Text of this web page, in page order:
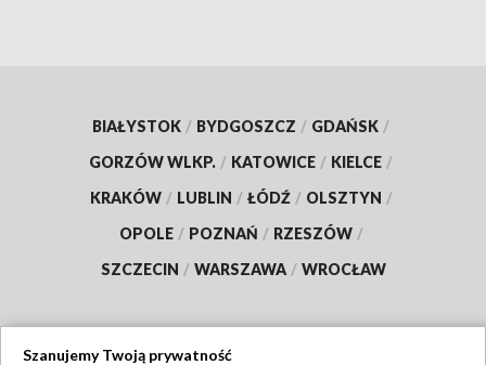
BIAŁYSTOK / BYDGOSZCZ / GDAŃSK /
GORZÓW WLKP. / KATOWICE / KIELCE /
KRAKÓW / LUBLIN / ŁÓDŹ / OLSZTYN /
OPOLE / POZNAŃ / RZESZÓW /
SZCZECIN / WARSZAWA / WROCŁAW
Szanujemy Twoją prywatność